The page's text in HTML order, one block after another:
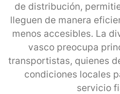
de distribución,
lleguen de manera
menos accesibles. La
vasco preocupa
transportistas, quienes
condiciones locales
servicio